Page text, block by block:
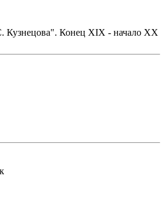
Кузнецова". Конец XIX - начало ХХ